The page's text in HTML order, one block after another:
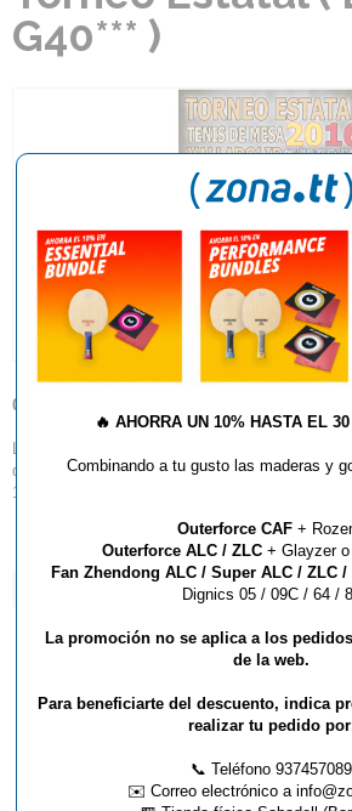
G40*** )
02.02.2017
La pelota Butterfly G40*** será el modelo oficial
que se celebrará en Valladolid próximamente.
12 unidades con un descuento especial del 25%!
GALERÍA DE
🔥 AHORRA UN 10% HASTA EL
Combinando a tu gusto las maderas y
Outerforce CAF +
Outerforce ALC / ZLC+ Glayzer o
Fan Zhendong ALC / Super ALC / ZLC /
Dignics 05 / 09C / 64 /
La promoción no se aplica a los
de la web.
Para beneficiarte del descuento, indica
realizar tu pedido
📞 Teléfono 937457089
✉️ Correo electrónico a